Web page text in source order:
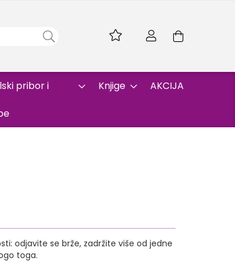
Skip
pribor i Knjige AKCIJA
odjavite se brže, zadržite više od jedne
toga.